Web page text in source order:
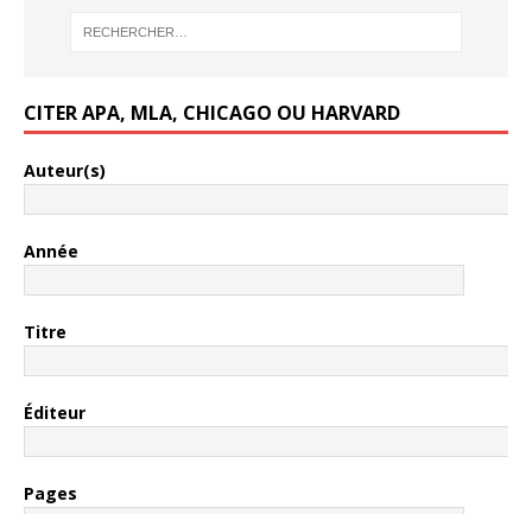
CITER APA, MLA, CHICAGO OU HARVARD
Auteur(s)
Année
Titre
Éditeur
Pages